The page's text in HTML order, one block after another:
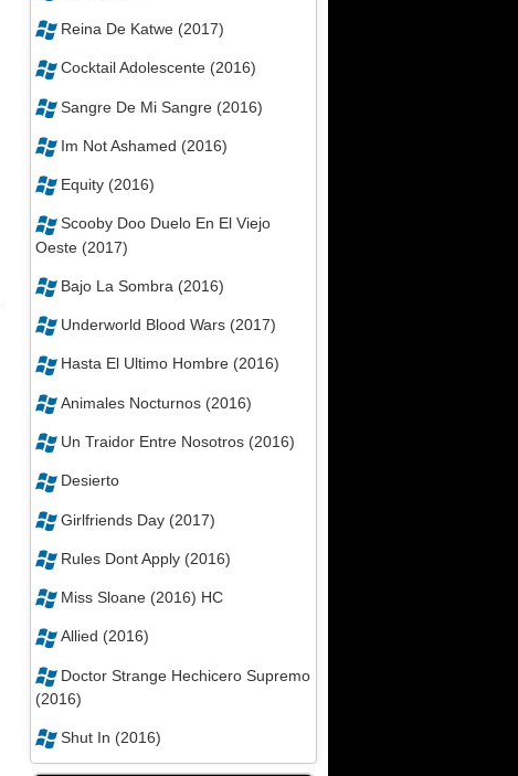
Reina De Katwe (2017)
Cocktail Adolescente (2016)
Sangre De Mi Sangre (2016)
Im Not Ashamed (2016)
Equity (2016)
Scooby Doo Duelo En El Viejo
Oeste (2017)
Bajo La Sombra (2016)
Underworld Blood Wars (2017)
Hasta El Ultimo Hombre (2016)
Animales Nocturnos (2016)
Un Traidor Entre Nosotros (2016)
Desierto
Girlfriends Day (2017)
Rules Dont Apply (2016)
Miss Sloane (2016) HC
Allied (2016)
Doctor Strange Hechicero Supremo
(2016)
Shut In (2016)